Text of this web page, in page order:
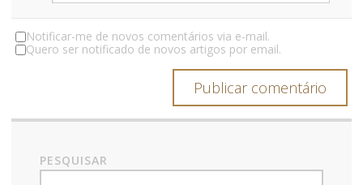
Notificar-me de novos comentários via e-mail.
Quero ser notificado de novos artigos por email.
PESQUISAR